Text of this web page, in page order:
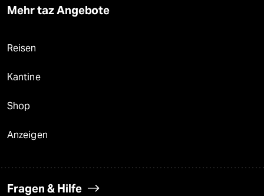
Mehr taz Angebote
Reisen
Kantine
Shop
Anzeigen
Fragen & Hilfe